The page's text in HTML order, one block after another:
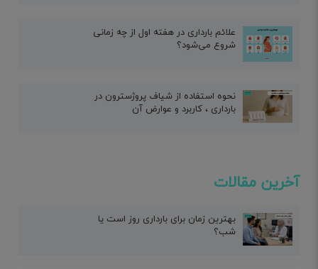
علائم بارداری در هفته اول از چه زمانی
شروع می‌شود؟
نحوه استفاده از شیاف پروژسترون در
بارداری ، کاربرد و عوارض آن
آخرین مقالات
بهترین زمان برای بارداری روز است یا
شب؟